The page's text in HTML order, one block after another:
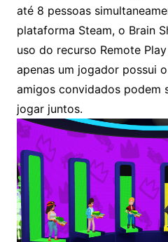
até 8 pessoas
plataforma Steam, o Brain
uso do recurso Remote
apenas um jogador possui
amigos convidados podem
jogar juntos.